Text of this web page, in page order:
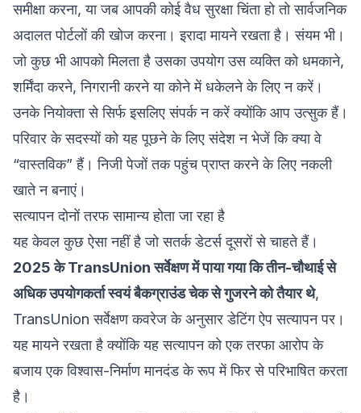
समीक्षा करना, या जब आपकी कोई वैध सुरक्षा चिंता हो तो सार्वजनिक
अदालत पोर्टलों की खोज करना। इरादा मायने रखता है। संयम भी।
जो कुछ भी आपको मिलता है उसका उपयोग उस व्यक्ति को धमकाने,
शर्मिंदा करने, निगरानी करने या कोने में धकेलने के लिए न करें।
उनके नियोक्ता से सिर्फ इसलिए संपर्क न करें क्योंकि आप उत्सुक हैं।
परिवार के सदस्यों को यह पूछने के लिए संदेश न भेजें कि क्या वे
“वास्तविक” हैं। निजी पेजों तक पहुंच प्राप्त करने के लिए नकली
खाते न बनाएं।
सत्यापन दोनों तरफ सामान्य होता जा रहा है
यह केवल कुछ ऐसा नहीं है जो सतर्क डेटर्स दूसरों से चाहते हैं।
2025 के TransUnion सर्वेक्षण में पाया गया कि तीन-चौथाई से
अधिक उपयोगकर्ता स्वयं बैकग्राउंड चेक से गुजरने को तैयार थे,
TransUnion सर्वेक्षण कवरेज के अनुसार डेटिंग ऐप सत्यापन पर ।
यह मायने रखता है क्योंकि यह सत्यापन को एक तरफा आरोप के
बजाय एक विश्वास-निर्माण मानदंड के रूप में फिर से परिभाषित करता
है।